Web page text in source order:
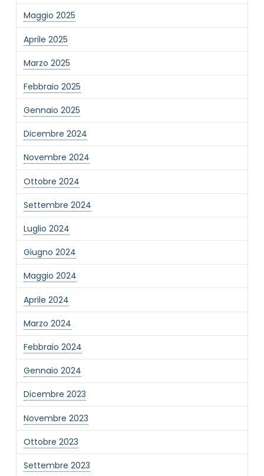
Maggio 2025
Aprile 2025
Marzo 2025
Febbraio 2025
Gennaio 2025
Dicembre 2024
Novembre 2024
Ottobre 2024
Settembre 2024
Luglio 2024
Giugno 2024
Maggio 2024
Aprile 2024
Marzo 2024
Febbraio 2024
Gennaio 2024
Dicembre 2023
Novembre 2023
Ottobre 2023
Settembre 2023
NOME STRUTTURA
MAIL REFERENTE
MOTIVO DEL CONTATTO
Informativa Privacy
Ho preso visione dell'informativa privacy
Privacy Policy completa
Newsletter
Desidero rimanere aggiornato sulle ultime
novità dell'Associazione tramite l'iscrizione alla
newsletter
Invia